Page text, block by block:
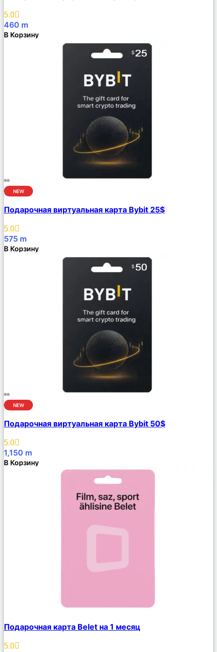
Избранное
5.0
460 m
В Корзину
NEW
Описание
Избранное
Подарочная виртуальная карта Bybit 25$
5.0
575 m
В Корзину
NEW
Описание
Избранное
Подарочная виртуальная карта Bybit 50$
5.0
1,150 m
В Корзину
Описание
Избранное
Подарочная карта Belet на 1 месяц
5.0